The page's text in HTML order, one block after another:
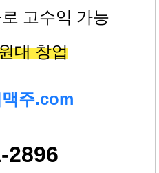
고수익 가능
대창업
주.com
2896